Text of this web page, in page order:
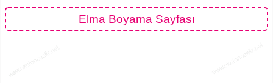
Elma Boyama Sayfası